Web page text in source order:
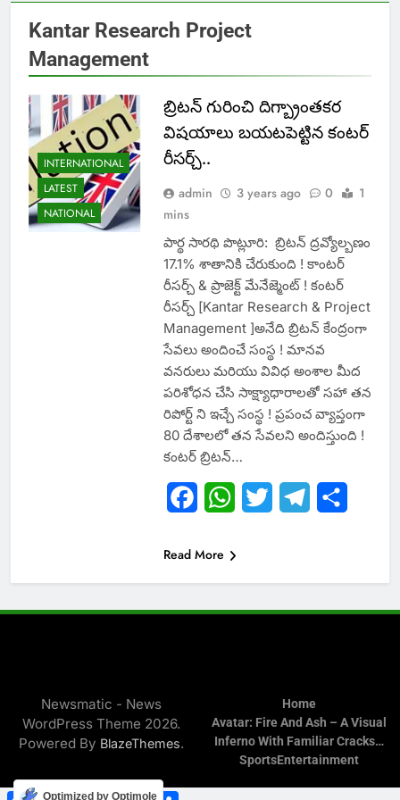
Kantar Research Project
Management
INTERNATIONAL
LATEST
NATIONAL
బ్రిటన్ గురించి దిగ్బ్రాంతకర
విషయాలు బయటపెట్టిన కంటర్
రీసర్చ్..
admin 3 years ago 0
1
mins
పార్థ సారథి పొట్లూరి: బ్రిటన్ ద్రవ్యోల్బణం
17.1% శాతానికి చేరుకుంది ! కాంటర్
రీసర్చ్ & ప్రాజెక్ట్ మేనేజ్మెంట్ ! కంటర్
రీసర్చ్ [Kantar Research & Project
Management ]అనేది బ్రిటన్ కేంద్రంగా
సేవలు అందించే సంస్థ ! మానవ
వనరులు మరియు వివిధ అంశాల మీద
పరిశోధన చేసి సాక్ష్యాధారాలతో సహా తన
రిపోర్ట్ ని ఇచ్చే సంస్థ ! ప్రపంచ వ్యాప్తంగా
80 దేశాలలో తన సేవలని అందిస్తుంది !
కంటర్ బ్రిటన్…
FacebookWhatsApp
Twitter Telegram
Read More
Newsmatic - News
WordPress Theme 2026.
Powered By BlazeThemes.
Home
Avatar: Fire And Ash – A Visual
Inferno With Familiar Cracks…
SportsEntertainment
Optimized by Optimole